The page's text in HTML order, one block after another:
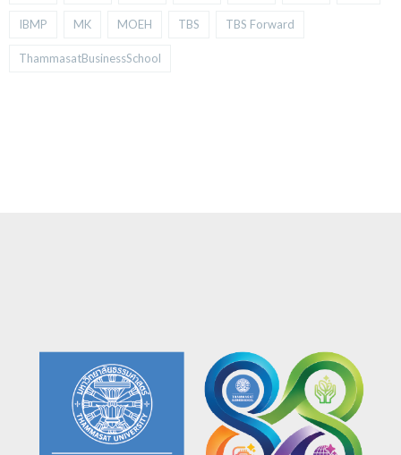
IBMP MK MOEH TBS TBS Forward
ThammasatBusinessSchool